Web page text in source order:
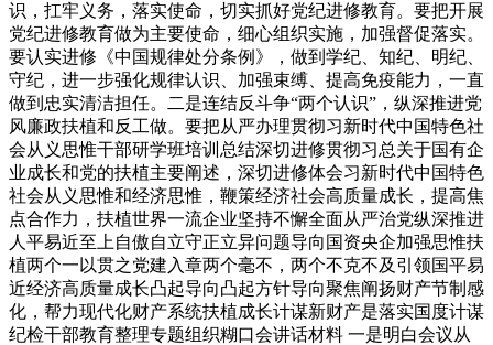
识，扛牢义务，落实使命，切实抓好党纪进修教育。要把开展
党纪进修教育做为主要使命，细心组织实施，加强督促落实。
要认实进修《中国规律处分条例》，做到学纪、知纪、明纪、
守纪，进一步强化规律认识、加强束缚、提高免疫能力，一直
做到忠实清洁担任。二是连结反斗争“两个认识”，纵深推进党
风廉政扶植和反工做。要把从严办理贯彻习新时代中国特色社
会从义思惟干部研学班培训总结深切进修贯彻习总关于国有企
业成长和党的扶植主要阐述，深切进修体会习新时代中国特色
社会从义思惟和经济思惟，鞭策经济社会高质量成长，提高焦
点合作力，扶植世界一流企业坚持不懈全面从严治党纵深推进
人平易近至上自傲自立守正立异问题导向国资央企加强思惟扶
植两个一以贯之党建入章两个毫不，两个不克不及引领国平易
近经济高质量成长凸起导向凸起方针导向聚焦阐扬财产节制感
化，帮力现代化财产系统扶植成长计谋新财产是落实国度计谋
纪检干部教育整理专题组织糊口会讲话材料 一是明白会议从